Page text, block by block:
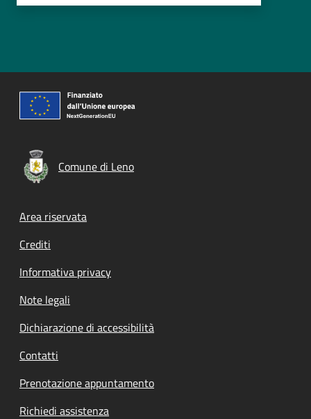
Comune di Leno
Footer menu
Area riservata
Crediti
Informativa privacy
Note legali
Dichiarazione di accessibilità
Contatti
Prenotazione appuntamento
Richiedi assistenza